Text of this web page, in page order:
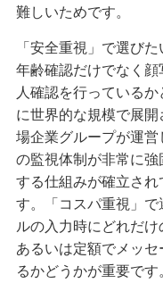
難しいためです。
「安全重視」で選び
年齢確認だけでなく
人確認を行っている
に世界的な規模で展
場企業グループが運
の監視体制が非常に
する仕組みが確立さ
す。「コスパ重視」
ルの入力時にどれだけ
あるいは定額でメッ
るかどうかが重要で